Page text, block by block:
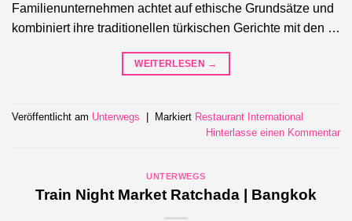
Familienunternehmen achtet auf ethische Grundsätze und
kombiniert ihre traditionellen türkischen Gerichte mit den …
WEITERLESEN →
Veröffentlicht am Unterwegs Markiert Restaurant International
Hinterlasse einen Kommentar
UNTERWEGS
Train Night Market Ratchada | Bangkok